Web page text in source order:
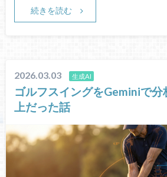
続きを読む
2026.03.03 生成AI
ゴルフスイングをGeminiで分
上だった話